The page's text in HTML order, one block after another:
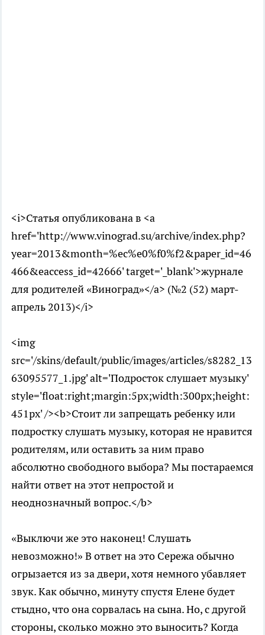
<i>Статья опубликована в <a
href='http://www.vinograd.su/archive/index.php?
year=2013&month=%ec%e0%f0%f2&paper_id=46
466&eaccess_id=42666' target='_blank'>журнале
для родителей «Виноград»</a> (№2 (52) март-
апрель 2013)</i>
<img
src='/skins/default/public/images/articles/s8282_13
63095577_1.jpg' alt='Подросток слушает музыку'
style='float:right;margin:5px;width:300px;height:
451px' /><b>Стоит ли запрещать ребенку или
подростку слушать музыку, которая не нравится
родителям, или оставить за ним право
абсолютно свободного выбора? Мы постараемся
найти ответ на этот непростой и
неоднозначный вопрос.</b>
«Выключи же это наконец! Слушать
невозможно!» В ответ на это Сережа обычно
огрызается из за двери, хотя немного убавляет
звук. Как обычно, минуту спустя Елене будет
стыдно, что она сорвалась на сына. Но, с другой
стороны, сколько можно это выносить? Когда